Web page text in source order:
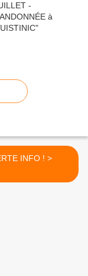
ALERTE INFO ! >